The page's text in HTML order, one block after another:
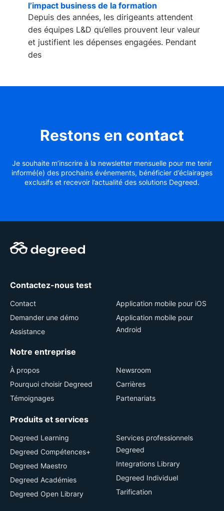
l’impact business de la formation
Depuis des années, les dirigeants attendent
des équipes L&D qu’elles prouvent leur valeur
et justifient les dépenses engagées. Pendant
des
Restons en contact
Je souhaite m’inscrire à la newsletter mensuelle pour me tenir
informé(e) des prochains événements, bénéficier d’éclairages
exclusifs et recevoir l’actualité des solutions Degreed.
Contactez-nous test
Contact
Demander une démo
Assistance
Application mobile pour iOS
Application mobile pour
Android
Notre entreprise
À propos
Pourquoi choisir Degreed
Témoignages
Newsroom
Carrières
Partenariats
Produits et services
Degreed Learning
Degreed Compétences+
Degreed Maestro
Degreed Académies
Degreed Open Library
Services professionnels
Degreed
Integrations Library
Degreed Individuel
Tarification